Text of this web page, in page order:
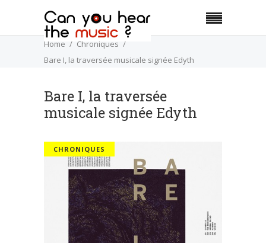
Home
Chroniques
Bare I, la traversée musicale signée Edyth
Bare I, la traversée
musicale signée Edyth
CHRONIQUES